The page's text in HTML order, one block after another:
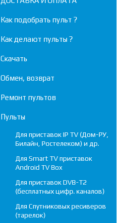
Как подобрать пульт ?
Как делают пульты ?
Скачать
Обмен, возврат
Ремонт пультов
Пульты
Для приставок IP TV (Дом-РУ,
Билайн, Ростелеком) и др.
Для Smart TV приставок
Android TV Box
Для приставок DVB-T2
(бесплатных цифр. каналов)
Для Спутниковых ресиверов
(тарелок)